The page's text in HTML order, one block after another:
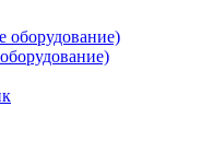
оборудование)